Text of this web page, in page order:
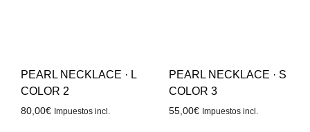
PEARL NECKLACE · L
COLOR 2
80,00€ Impuestos incl.
PEARL NECKLACE · S
COLOR 3
55,00€ Impuestos incl.